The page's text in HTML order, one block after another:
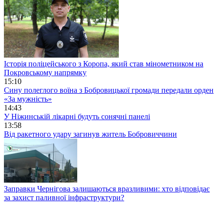
Історія поліцейського з Коропа, який став мінометником на
Покровському напрямку
15:10
Сину полеглого воїна з Бобровицької громади передали орден
«За мужність»
14:43
У Ніжинській лікарні будуть сонячні панелі
13:58
Від ракетного удару загинув житель Бобровиччини
Заправки Чернігова залишаються вразливими: хто відповідає
за захист паливної інфраструктури?